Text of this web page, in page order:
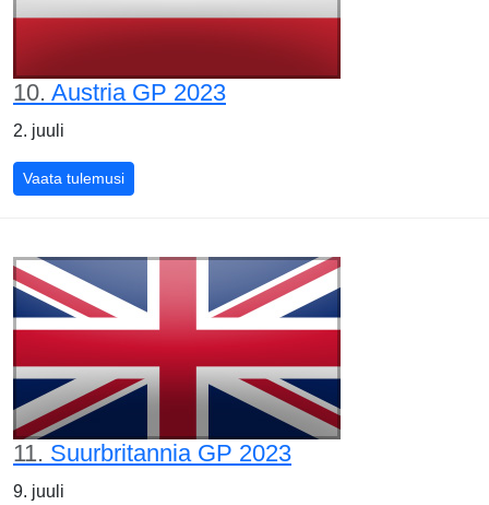
10. Austria GP 2023
2. juuli
Vaata tulemusiAustria GP 2023
11. Suurbritannia GP 2023
9. juuli